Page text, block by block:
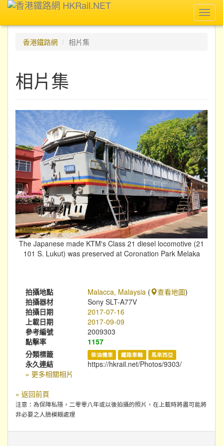
香港鐵路網
相片集
相片集
The Japanese made KTM's Class 21 diesel locomotive (21
101 S. Lukut) was preserved at Coronation Park Melaka
拍攝地點 Malacca, Malaysia ( 查看地圖)
拍攝器材
Sony SLT-A77V
拍攝日期
2017-07-16
上載日期
2017-09-09
參考編號
2009303
點擊率
1157
分類標籤
柴油機車 鐵路車輛 馬來西亞
永久連結
https://hkrail.net/Photos/9303/
» 更多相關相片
« 返回前頁
注意：為保障私隱，二零零八年或以後拍攝的照片，在上載時將盡可能將
非必要之人臉模糊處理